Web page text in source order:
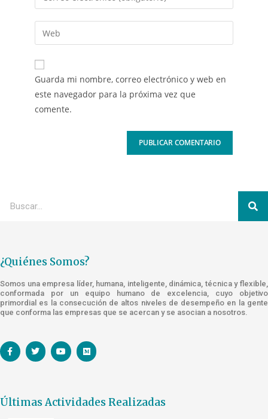
Guarda mi nombre, correo electrónico y web en
este navegador para la próxima vez que
comente.
¿Quiénes Somos?
Somos una empresa líder, humana, inteligente, dinámica, técnica y flexible,
conformada por un equipo humano de excelencia, cuyo objetivo
primordial es la consecución de altos niveles de desempeño en la gente
que conforma las empresas que se acercan y se asocian a nosotros.
Últimas Actividades Realizadas